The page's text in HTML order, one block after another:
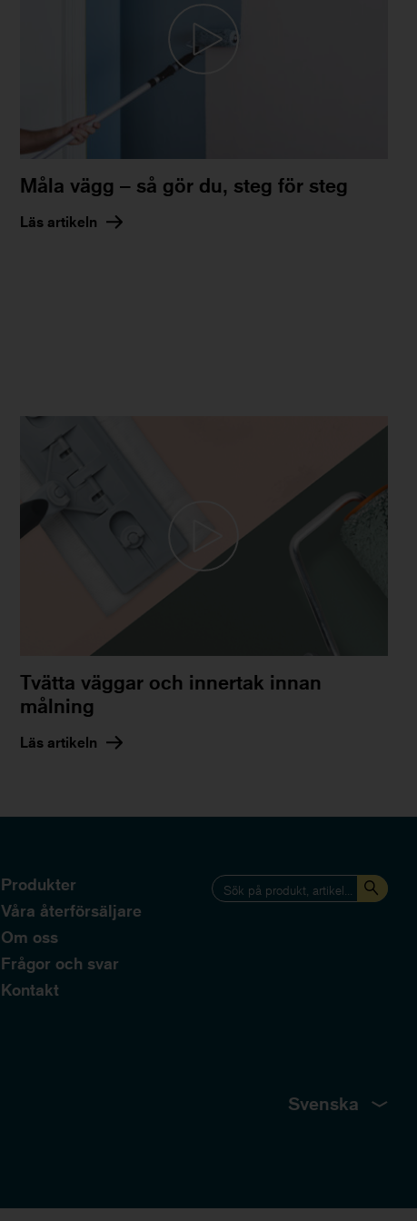
Måla vägg – så gör du, steg för steg
Läs artikeln
Tvätta väggar och innertak innan
målning
Läs artikeln
Svenska
Produkter
Våra återförsäljare
Om oss
Frågor och svar
Kontakt